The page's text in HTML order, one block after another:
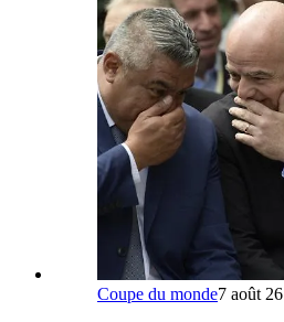
Coupe du monde7 août 26